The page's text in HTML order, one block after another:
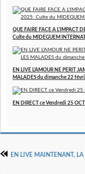
QUE FAIRE FACE A L'IMPACT
Culte du MIDEGUEM
EN LIVE L'AMOUR NE PERIT
MALADES du dimanche 22
EN DIRECT ce Vendredi 25